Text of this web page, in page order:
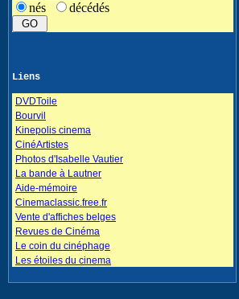
nés décédés
Liens
DVDToile
Bourvil
Kinepolis cinema
CinéArtistes
Photos d'Isabelle Vautier
La bande à Lautner
Aide-mémoire
Cinemaclassic.free.fr
Vente d'affiches belges
Revues de Cinéma
Le coin du cinéphage
Les étoiles du cinema